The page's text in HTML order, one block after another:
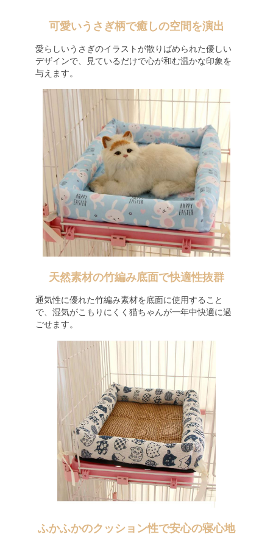
可愛いうさぎ柄で癒しの空間を演出
愛らしいうさぎのイラストが散りばめられた優しい
デザインで、見ているだけで心が和む温かな印象を
与えます。
天然素材の竹編み底面で快適性抜群
通気性に優れた竹編み素材を底面に使用すること
で、湿気がこもりにくく猫ちゃんが一年中快適に過
ごせます。
ふかふかのクッション性で安心の寝心地